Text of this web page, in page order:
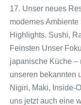
17. Unser neues
modernes
Highlights. Sushi,
Feinsten Unser
japanische Küche –
unseren bekannten
Nigiri, Maki, Inside-
uns jetzt auch eine